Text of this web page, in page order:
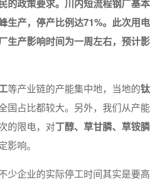
的政策要求。川内短流程钢厂基本
生产，停产比例达71%。此次用电
生产影响时间为一周左右，预计影
等产业链的产能集中地，当地的钛
国占比都较大。另外，我们从产能
的限电，对丁醇、草甘膦、草铵膦
影响。
少企业的实际停工时间其实是要高